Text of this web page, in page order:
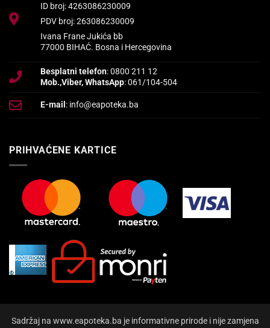
ID broj: 4263086230009
PDV broj: 263086230009
Ivana Frane Jukića bb
77000 BIHAĆ. Bosna i Hercegovina
Besplatni telefon: 0800 211 12
Mob.,Viber, WhatsApp: 061/104-504
E-mail : info@eapoteka.ba
PRIHVAĆENE KARTICE
Sadržaj na www.eapoteka.ba je informativne prirode i nije zamjena